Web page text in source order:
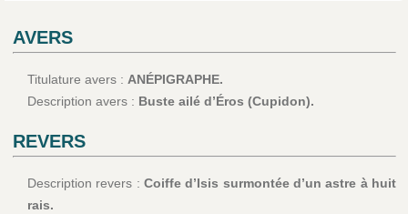
AVERS
Titulature avers : ANÉPIGRAPHE.
Description avers : Buste ailé d’Éros (Cupidon).
REVERS
Description revers : Coiffe d’Isis surmontée d’un astre à huit
rais.